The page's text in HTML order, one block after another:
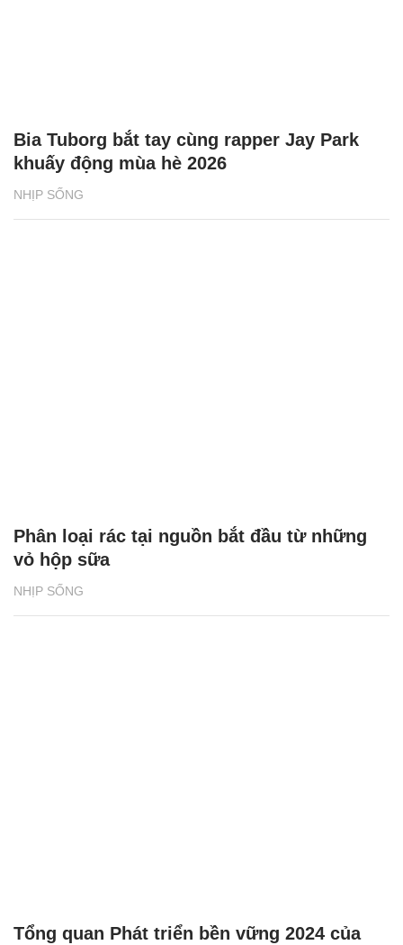
NHỊP SỐNG
Bia Tuborg bắt tay cùng rapper Jay Park
khuấy động mùa hè 2026
NHỊP SỐNG
Phân loại rác tại nguồn bắt đầu từ những
vỏ hộp sữa
Tổng quan Phát triển bền vững 2024 của